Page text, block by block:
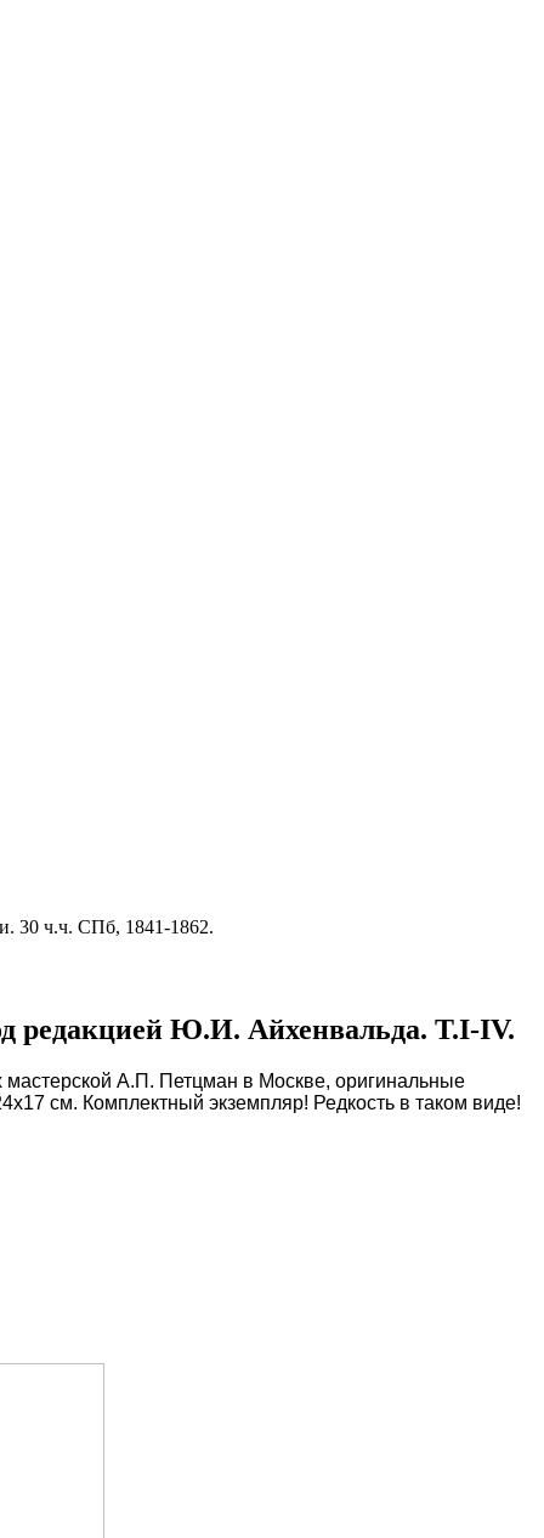
30 ч.ч. СПб, 1841-1862.
редакцией Ю.И. Айхенвальда. Т.I-IV.
А.П. Петцман в Москве, оригинальные
см. Комплектный экземпляр! Редкость в таком виде!